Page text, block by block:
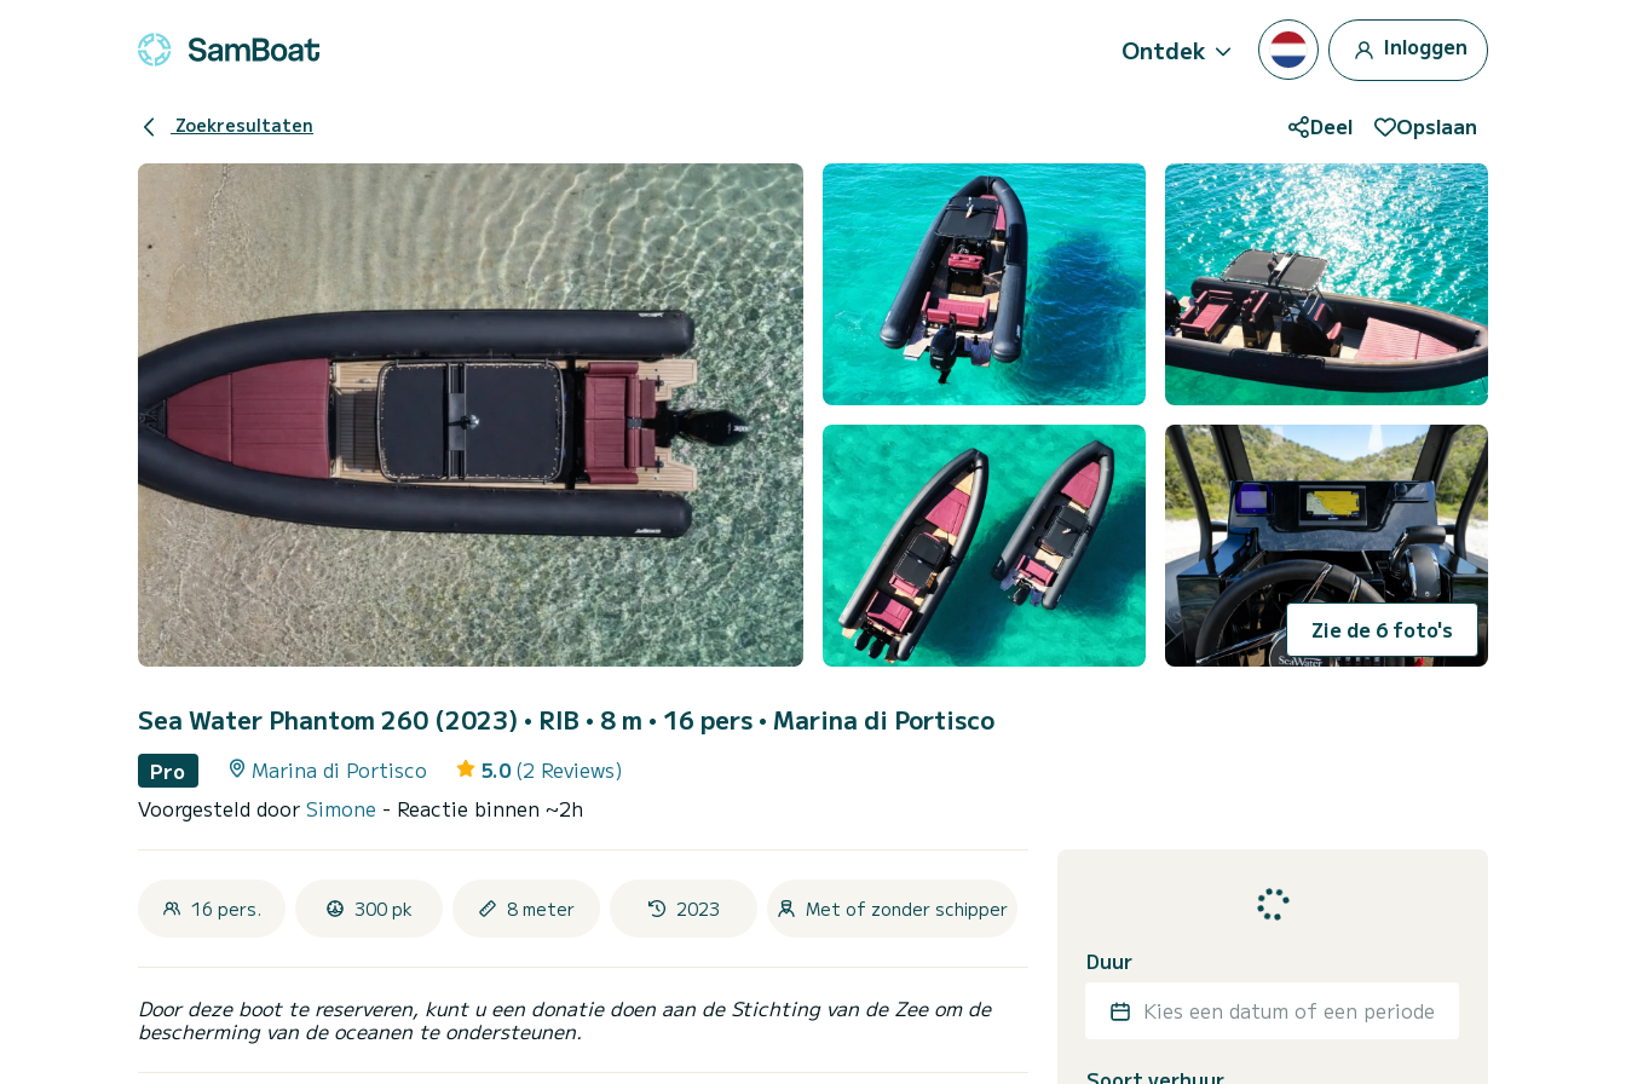
Ontdek Inloggen
Zoekresultaten Deel Opslaan
Zie de 6 foto's
Sea Water Phantom 260 (2023) • RIB • 8 m • 16 pers • Marina di Portisco
Pro Marina di Portisco 5.0 (2 Reviews)
Voorgesteld door Simone - Reactie binnen ~2h
16 pers. 300 pk 8 meter 2023 Met of zonder schipper
Door deze boot te reserveren, kunt u een donatie doen aan de Stichting van de Zee om de
bescherming van de oceanen te ondersteunen.
Duur
Kies een datum of een periode